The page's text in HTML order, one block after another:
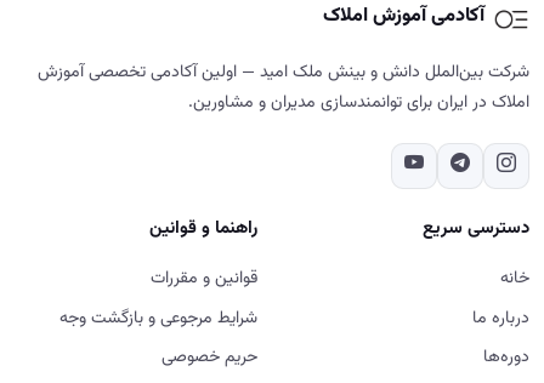
آکادمی آموزش املاک
شرکت بین‌الملل دانش و بینش ملک امید — اولین آکادمی تخصصی آموزش
املاک در ایران برای توانمندسازی مدیران و مشاورین.
دسترسی سریع
خانه
درباره ما
دوره‌ها
راهنما و قوانین
قوانین و مقررات
شرایط مرجوعی و بازگشت وجه
حریم خصوصی